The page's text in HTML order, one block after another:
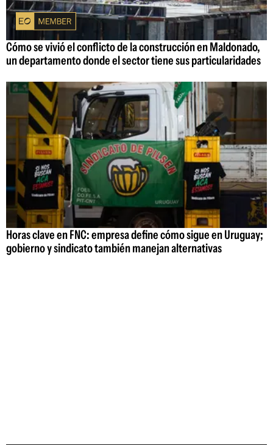
Cómo se vivió el conflicto de la construcción en Maldonado,
un departamento donde el sector tiene sus particularidades
Horas clave en FNC: empresa define cómo sigue en Uruguay;
gobierno y sindicato también manejan alternativas